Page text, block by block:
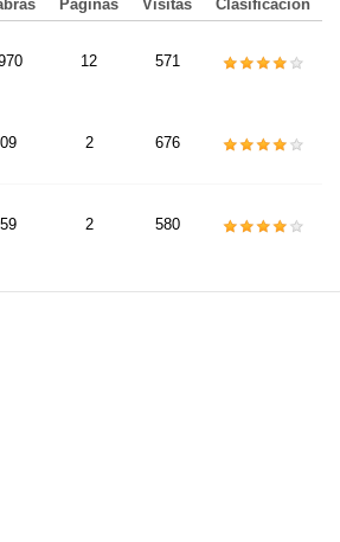
Páginas Visitas Clasificación
12 571
2 676
2 580